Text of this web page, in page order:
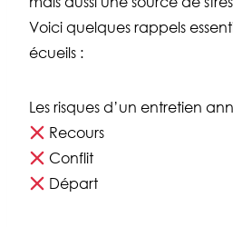
Voici quelques rappels
écueils :
Les risques d’un entretien
Recours
Conflit
Départ